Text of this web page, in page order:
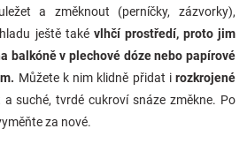
a změknout (perníčky, zázvorky),
ještě takévlhčí prostředí, proto jim
balkóně v plechové dóze nebo papírové
Můžete k nim klidně přidat irozkrojené
suché, tvrdé cukroví snáze změkne. Po
za nové.